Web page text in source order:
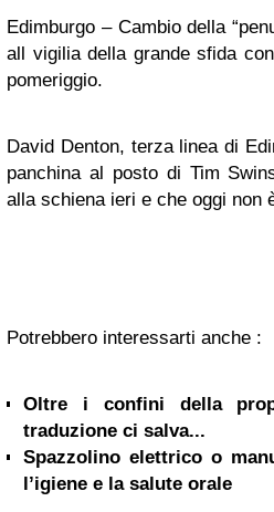
Edimburgo – Cambio della
all vigilia della grande sfida
pomeriggio.
David Denton, terza linea di
panchina al posto di Tim
alla schiena ieri e che oggi non
Potrebbero interessarti anche :
Oltre i confini della
traduzione ci salva...
Spazzolino elettrico o
l’igiene e la salute orale